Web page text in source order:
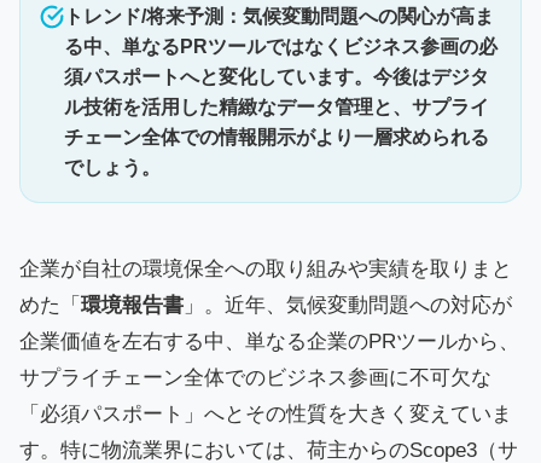
トレンド/将来予測：気候変動問題への関心が高ま
る中、単なるPRツールではなくビジネス参画の必
須パスポートへと変化しています。今後はデジタ
ル技術を活用した精緻なデータ管理と、サプライ
チェーン全体での情報開示がより一層求められる
でしょう。
企業が自社の環境保全への取り組みや実績を取りまと
めた「 環境報告書 」。近年、気候変動問題への対応が
企業価値を左右する中、単なる企業のPRツールから、
サプライチェーン全体でのビジネス参画に不可欠な
「必須パスポート」へとその性質を大きく変えていま
す。特に物流業界においては、荷主からのScope3（サ